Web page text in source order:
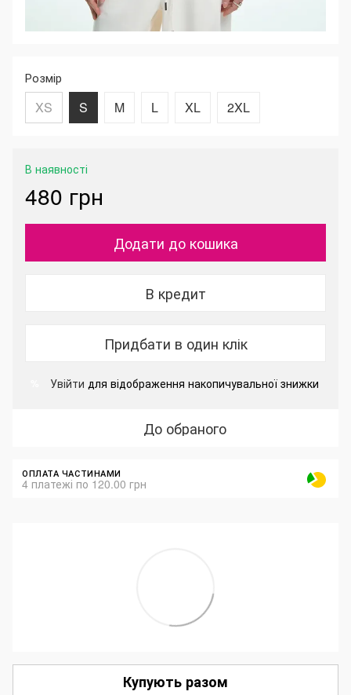
Розмір
XS S M L XL 2XL
В наявності
480 грн
Додати до кошика
В кредит
Придбати в один клік
Увійти для відображення накопичувальної знижки
До обраного
ОПЛАТА ЧАСТИНАМИ
4 платежі по 120.00 грн
Купують разом